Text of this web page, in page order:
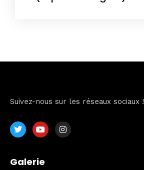
Suivez-nous sur les réseaux sociaux !
Galerie